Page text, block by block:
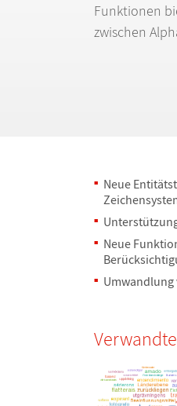
Funktionen
zwischen
Neue Entitä
Unterstü
Neue
Berü